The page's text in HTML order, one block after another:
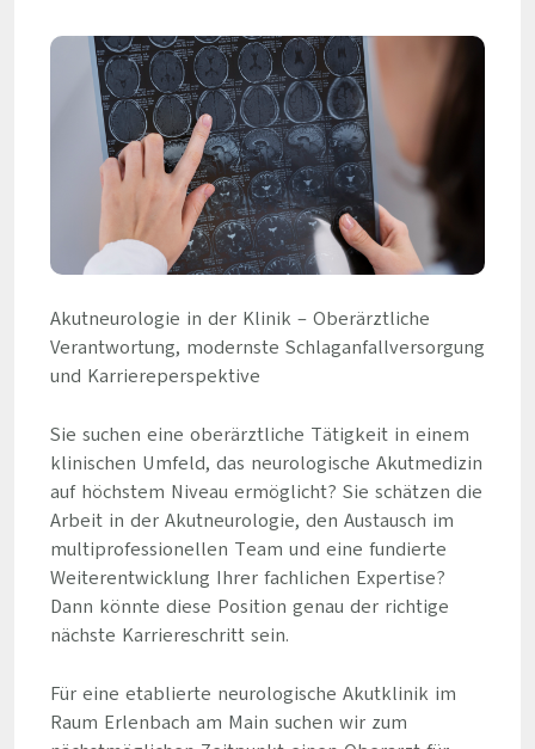
Akutneurologie in der Klinik – Oberärztliche
Verantwortung, modernste Schlaganfallversorgung
und Karriereperspektive
Sie suchen eine oberärztliche Tätigkeit in einem
klinischen Umfeld, das neurologische Akutmedizin
auf höchstem Niveau ermöglicht? Sie schätzen die
Arbeit in der Akutneurologie, den Austausch im
multiprofessionellen Team und eine fundierte
Weiterentwicklung Ihrer fachlichen Expertise?
Dann könnte diese Position genau der richtige
nächste Karriereschritt sein.
Für eine etablierte neurologische Akutklinik im
Raum Erlenbach am Main suchen wir zum